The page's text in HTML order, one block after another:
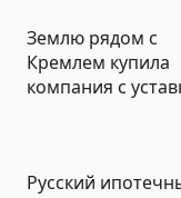
Землю рядом с
Кремлем купила
компания с
Русский